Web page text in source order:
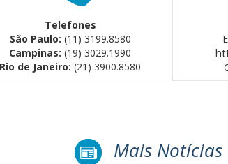
Telefones
São Paulo: (11) 3199.8580
Campinas: (19) 3029.1990
Rio de Janeiro: (21) 3900.8580
Mais Notícias